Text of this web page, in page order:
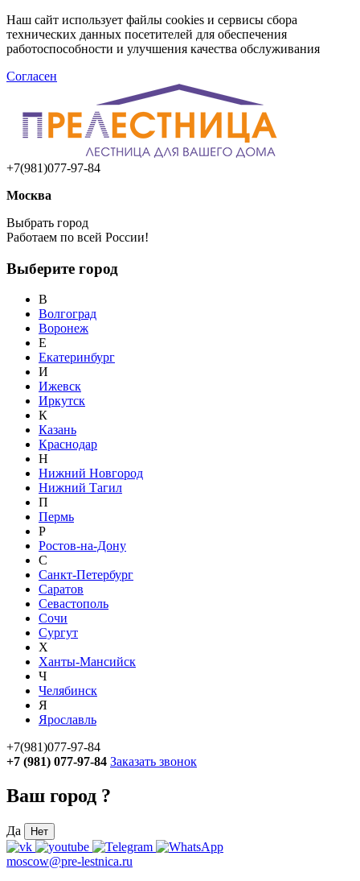
Наш сайт использует файлы cookies и сервисы сбора
технических данных посетителей для обеспечения
работоспособности и улучшения качества обслуживания
Согласен
+7(981)077-97-84
Москва
Выбрать город
Работаем по всей России!
Выберите город
В
Волгоград
Воронеж
Е
Екатеринбург
И
Ижевск
Иркутск
К
Казань
Краснодар
Н
Нижний Новгород
Нижний Тагил
П
Пермь
Р
Ростов-на-Дону
С
Санкт-Петербург
Саратов
Севастополь
Сочи
Сургут
Х
Ханты-Мансийск
Ч
Челябинск
Я
Ярославль
+7(981)077-97-84
+7 (981) 077-97-84 Заказать звонок
Ваш город ?
Да Нет
moscow@pre-lestnica.ru